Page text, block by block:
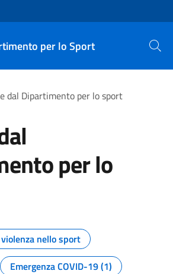
per lo Sport Cerca
dal Dipartimento per lo sport
per lo
della pagina
nello sport
Emergenza COVID-19 (1)